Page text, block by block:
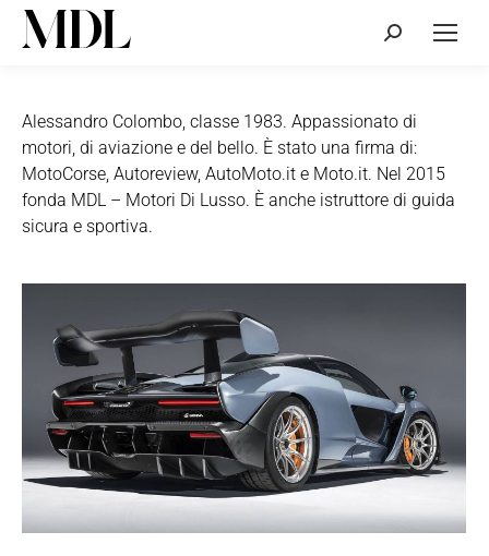
Cerca:
Alessandro Colombo, classe 1983. Appassionato di
motori, di aviazione e del bello. È stato una firma di:
MotoCorse, Autoreview, AutoMoto.it e Moto.it. Nel 2015
fonda MDL – Motori Di Lusso. È anche istruttore di guida
sicura e sportiva.